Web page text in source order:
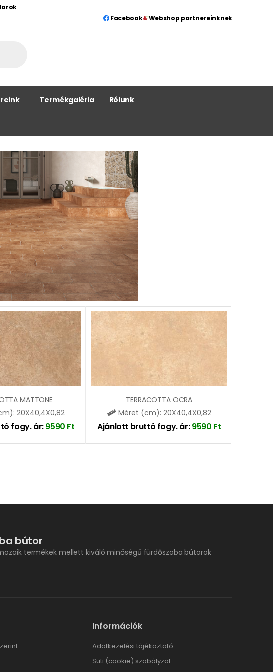
Facebook
Webshop partnereinknek
Termékgaléria Rólunk
MATTONE
20X40,4X0,82
fogy. ár:9590 Ft
TERRACOTTA OCRA
Méret (cm): 20X40,4X0,82
Ajánlott bruttó fogy. ár:9590 Ft
bútor
termékek mellett kiváló minőségű fürdőszoba bútorok
Információk
Adatkezelési tájékoztató
Süti (cookie) szabályzat